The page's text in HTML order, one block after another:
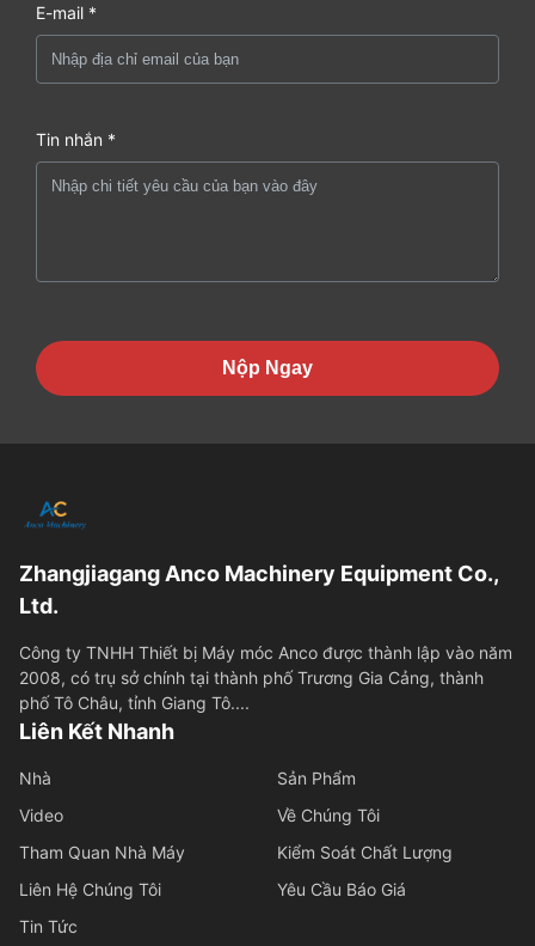
E-mail *
Tin nhắn *
Nộp Ngay
Zhangjiagang Anco Machinery Equipment Co.,
Ltd.
Công ty TNHH Thiết bị Máy móc Anco được thành lập vào năm
2008, có trụ sở chính tại thành phố Trương Gia Cảng, thành
phố Tô Châu, tỉnh Giang Tô....
Liên Kết Nhanh
Nhà
Sản Phẩm
Video
Về Chúng Tôi
Tham Quan Nhà Máy
Kiểm Soát Chất Lượng
Liên Hệ Chúng Tôi
Yêu Cầu Báo Giá
Tin Tức